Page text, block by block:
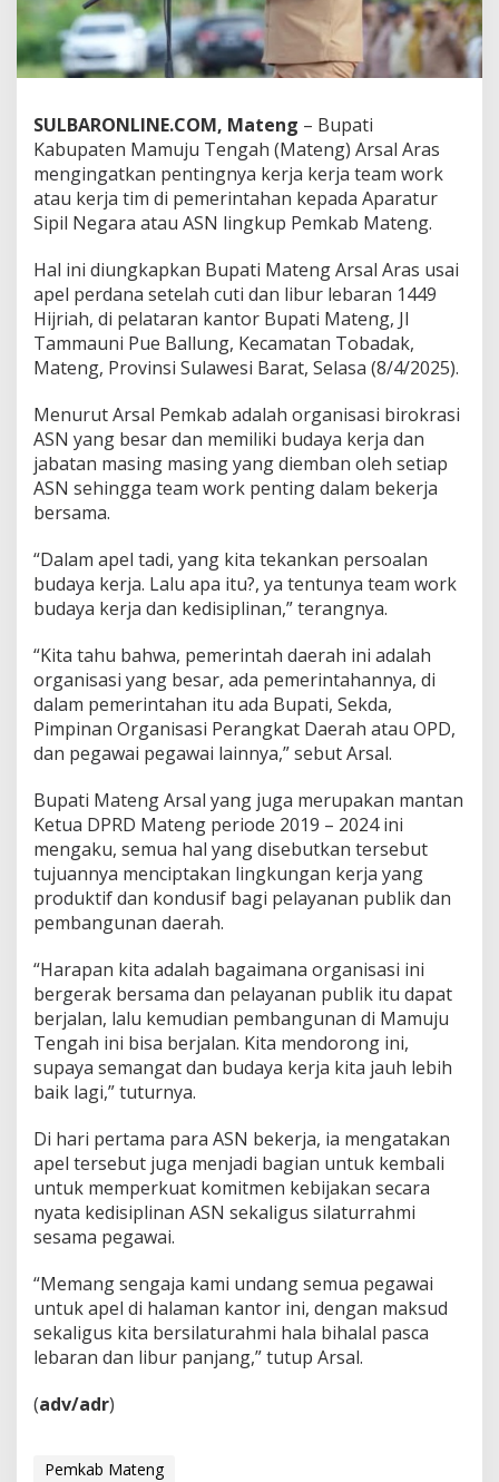
s
I
n
g
t
k
a
n
P
e
n
n
g
y
a
T
e
a
m
W
k
d
a
K
e
i
s
p
l
n
a
n
A
S
N
n
t
u
k
P
e
y
a
n
a
n
b
l
i
k
SULBARONLINE.COM, Mateng – Bupati
Kabupaten Mamuju Tengah (Mateng) Arsal Aras
mengingatkan pentingnya kerja kerja team work
atau kerja tim di pemerintahan kepada Aparatur
Sipil Negara atau ASN lingkup Pemkab Mateng.
Hal ini diungkapkan Bupati Mateng Arsal Aras usai
apel perdana setelah cuti dan libur lebaran 1449
Hijriah, di pelataran kantor Bupati Mateng, Jl
Tammauni Pue Ballung, Kecamatan Tobadak,
Mateng, Provinsi Sulawesi Barat, Selasa (8/4/2025).
Menurut Arsal Pemkab adalah organisasi birokrasi
ASN yang besar dan memiliki budaya kerja dan
jabatan masing masing yang diemban oleh setiap
ASN sehingga team work penting dalam bekerja
bersama.
“Dalam apel tadi, yang kita tekankan persoalan
budaya kerja. Lalu apa itu?, ya tentunya team work
budaya kerja dan kedisiplinan,” terangnya.
“Kita tahu bahwa, pemerintah daerah ini adalah
organisasi yang besar, ada pemerintahannya, di
dalam pemerintahan itu ada Bupati, Sekda,
Pimpinan Organisasi Perangkat Daerah atau OPD,
dan pegawai pegawai lainnya,” sebut Arsal.
Bupati Mateng Arsal yang juga merupakan mantan
Ketua DPRD Mateng periode 2019 – 2024 ini
mengaku, semua hal yang disebutkan tersebut
tujuannya menciptakan lingkungan kerja yang
produktif dan kondusif bagi pelayanan publik dan
pembangunan daerah.
“Harapan kita adalah bagaimana organisasi ini
bergerak bersama dan pelayanan publik itu dapat
berjalan, lalu kemudian pembangunan di Mamuju
Tengah ini bisa berjalan. Kita mendorong ini,
supaya semangat dan budaya kerja kita jauh lebih
baik lagi,” tuturnya.
Di hari pertama para ASN bekerja, ia mengatakan
apel tersebut juga menjadi bagian untuk kembali
untuk memperkuat komitmen kebijakan secara
nyata kedisiplinan ASN sekaligus silaturrahmi
sesama pegawai.
“Memang sengaja kami undang semua pegawai
untuk apel di halaman kantor ini, dengan maksud
sekaligus kita bersilaturahmi hala bihalal pasca
lebaran dan libur panjang,” tutup Arsal.
(adv/adr)
Pemkab Mateng